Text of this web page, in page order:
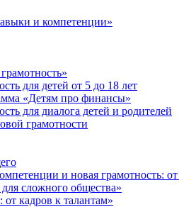
и компетенции»
для детей от 5 до 18 лет
«Детям про финансы»
для диалога детей и родителей
грамотности
и новая грамотность:
сложного общества»
кадров к талантам»